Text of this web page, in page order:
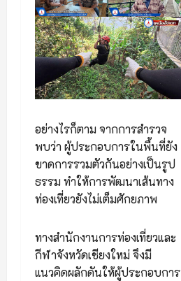
อย่างไรก็ตาม จากการสำรวจ
พบว่า ผู้ประกอบการในพื้นที่ยัง
ขาดการรวมตัวกันอย่างเป็นรูป
ธรรม ทำให้การพัฒนาเส้นทาง
ท่องเที่ยวยังไม่เต็มศักยภาพ
ทางสำนักงานการท่องเที่ยวและ
กีฬาจังหวัดเชียงใหม่ จึงมี
แนวคิดผลักดันให้ผู้ประกอบการ